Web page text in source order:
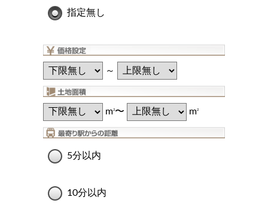
指定無し
～
m2〜 m2
5分以内
10分以内